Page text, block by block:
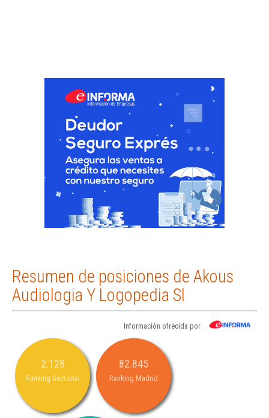
Resumen de posiciones de Akous
Audiologia Y Logopedia Sl
Información ofrecida por
2.128
Ranking Sectorial
82.845
Ranking Madrid